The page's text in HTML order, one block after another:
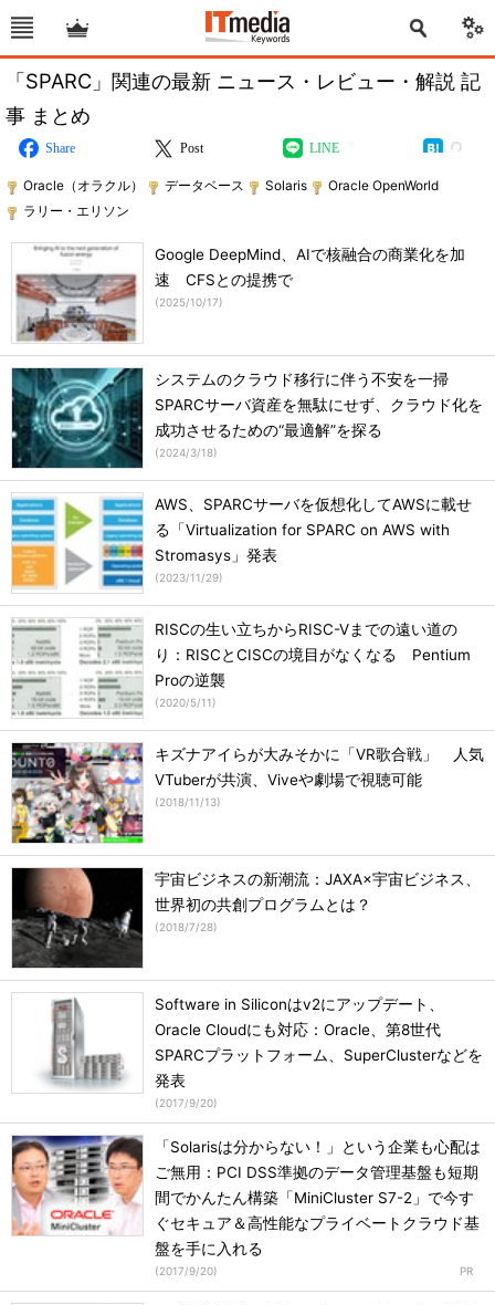
「SPARC」関連の最新 ニュース・レビュー・解説 記
事 まとめ
Share Post LINE
Oracle（オラクル） データベース Solaris
Oracle OpenWorld
ラリー・エリソン
Google DeepMind、AIで核融合の商業化を加
速 CFSとの提携で
(2025/10/17)
システムのクラウド移行に伴う不安を一掃
SPARCサーバ資産を無駄にせず、クラウド化を
成功させるための“最適解”を探る
(2024/3/18)
AWS、SPARCサーバを仮想化してAWSに載せ
る「Virtualization for SPARC on AWS with
Stromasys」発表
(2023/11/29)
RISCの生い立ちからRISC-Vまでの遠い道の
り：RISCとCISCの境目がなくなる Pentium
Proの逆襲
(2020/5/11)
キズナアイらが大みそかに「VR歌合戦」 人気
VTuberが共演、Viveや劇場で視聴可能
(2018/11/13)
宇宙ビジネスの新潮流：JAXA×宇宙ビジネス、
世界初の共創プログラムとは？
(2018/7/28)
Software in Siliconはv2にアップデート、
Oracle Cloudにも対応：Oracle、第8世代
SPARCプラットフォーム、SuperClusterなどを
発表
(2017/9/20)
「Solarisは分からない！」という企業も心配は
ご無用：PCI DSS準拠のデータ管理基盤も短期
間でかんたん構築「MiniCluster S7-2」で今す
ぐセキュア＆高性能なプライベートクラウド基
盤を手に入れる
(2017/9/20)